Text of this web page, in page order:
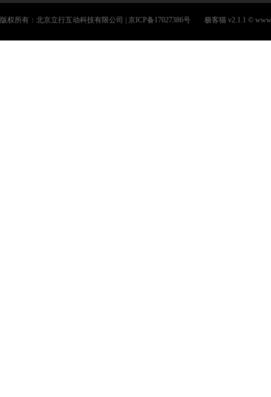
版权所有：北京立行互动科技有限公司 | 京ICP备17027386号 极客猫 v2.1.1 ©